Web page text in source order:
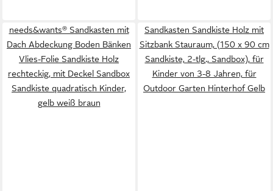
needs&wants® Sandkasten mit
Dach Abdeckung Boden Bänken
Vlies-Folie Sandkiste Holz
rechteckig, mit Deckel Sandbox
Sandkiste quadratisch Kinder,
gelb weiß braun
Sandkasten Sandkiste Holz mit
Sitzbank Stauraum, (150 x 90 cm
Sandkiste, 2-tlg., Sandbox), für
Kinder von 3-8 Jahren, für
Outdoor Garten Hinterhof Gelb